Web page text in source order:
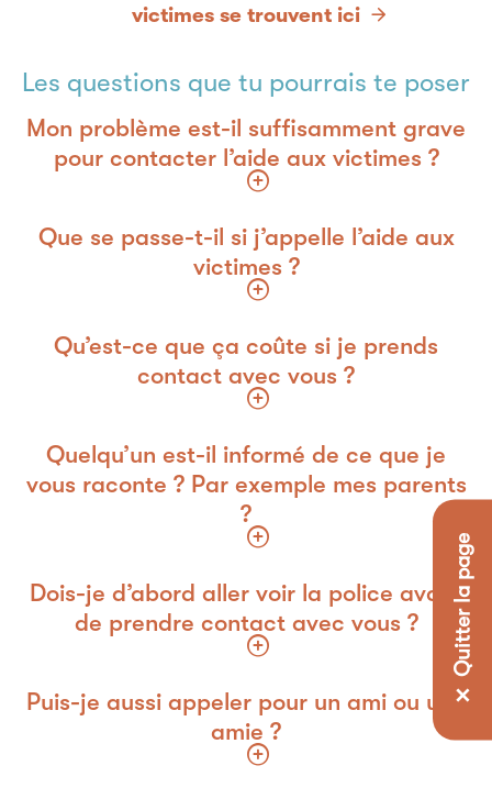
✕ Quitter la page
victimes se trouvent ici
Les questions que tu pourrais te poser
Mon problème est-il suffisamment grave
pour contacter l’aide aux victimes ?
Que se passe-t-il si j’appelle l’aide aux
victimes ?
Qu’est-ce que ça coûte si je prends
contact avec vous ?
Quelqu’un est-il informé de ce que je
vous raconte ? Par exemple mes parents
?
Dois-je d’abord aller voir la police avant
de prendre contact avec vous ?
Puis-je aussi appeler pour un ami ou une
amie ?